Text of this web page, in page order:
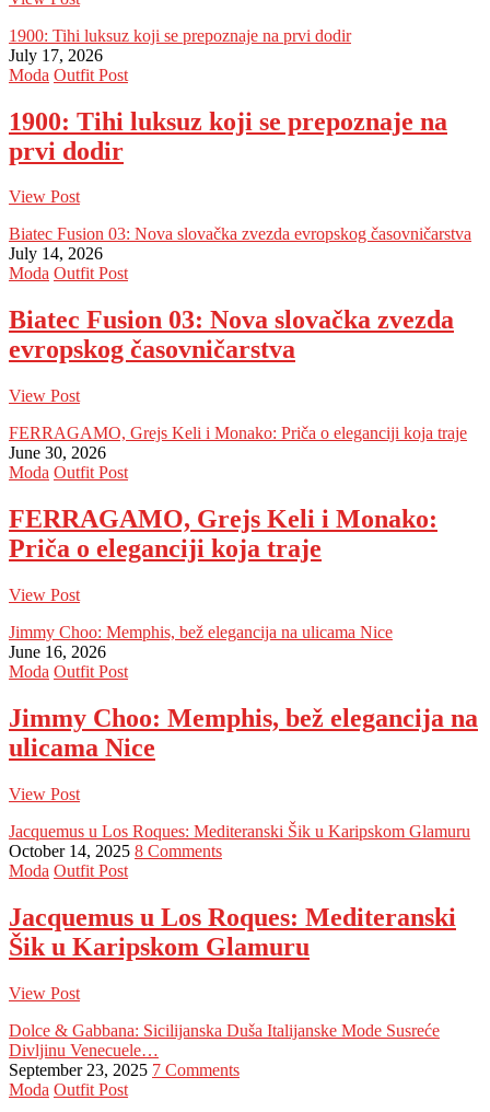
1900: Tihi luksuz koji se prepoznaje na prvi dodir
July 17, 2026
Moda Outfit Post
1900: Tihi luksuz koji se prepoznaje na
prvi dodir
View Post
Biatec Fusion 03: Nova slovačka zvezda evropskog časovničarstva
July 14, 2026
Moda Outfit Post
Biatec Fusion 03: Nova slovačka zvezda
evropskog časovničarstva
View Post
FERRAGAMO, Grejs Keli i Monako: Priča o eleganciji koja traje
June 30, 2026
Moda Outfit Post
FERRAGAMO, Grejs Keli i Monako:
Priča o eleganciji koja traje
View Post
Jimmy Choo: Memphis, bež elegancija na ulicama Nice
June 16, 2026
Moda Outfit Post
Jimmy Choo: Memphis, bež elegancija na
ulicama Nice
View Post
Jacquemus u Los Roques: Mediteranski Šik u Karipskom Glamuru
October 14, 2025 8 Comments
Moda Outfit Post
Jacquemus u Los Roques: Mediteranski
Šik u Karipskom Glamuru
View Post
Dolce & Gabbana: Sicilijanska Duša Italijanske Mode Susreće
Divljinu Venecuele…
September 23, 2025 7 Comments
Moda Outfit Post